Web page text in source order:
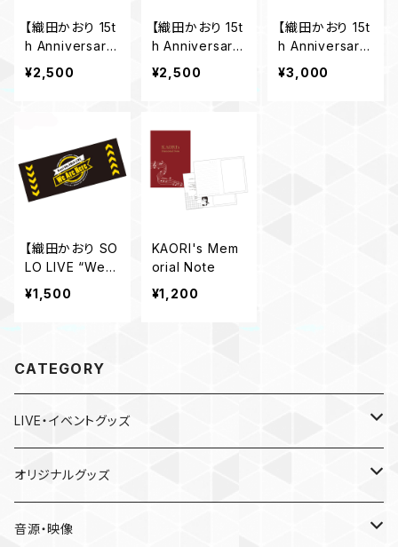
【織田かおり 15t
h Anniversary
SOLO LIVE 〜
THE ONE AND
¥2,500
【織田かおり 15t
h Anniversary
SOLO LIVE 〜
THE ONE AND
¥2,500
【織田かおり 15t
h Anniversary
SOLO LIVE 〜
THE ONE AND
¥3,000
【織田かおり SO
LO LIVE “We A
re Here” 】 フェ
イスタオル
¥1,500
KAORI's Mem
orial Note
¥1,200
CATEGORY
LIVE・イベントグッズ
LIVE
〜Place of Echoes〜 vol.2
EVENT
オリジナルグッズ
本人手作り
音源・映像